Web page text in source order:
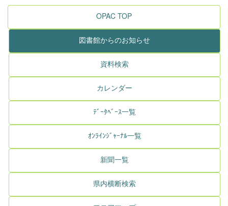
OPAC TOP
図書館からのお知らせ
資料検索
カレンダー
ﾃﾞｰﾀﾍﾞｰｽ一覧
ｵﾝﾗｲﾝｼﾞｬｰﾅﾙ一覧
新聞一覧
県内横断検索